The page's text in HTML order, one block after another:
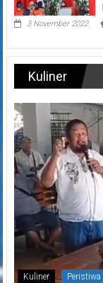
3 November 2022
Kuliner
Kuliner Peristiwa